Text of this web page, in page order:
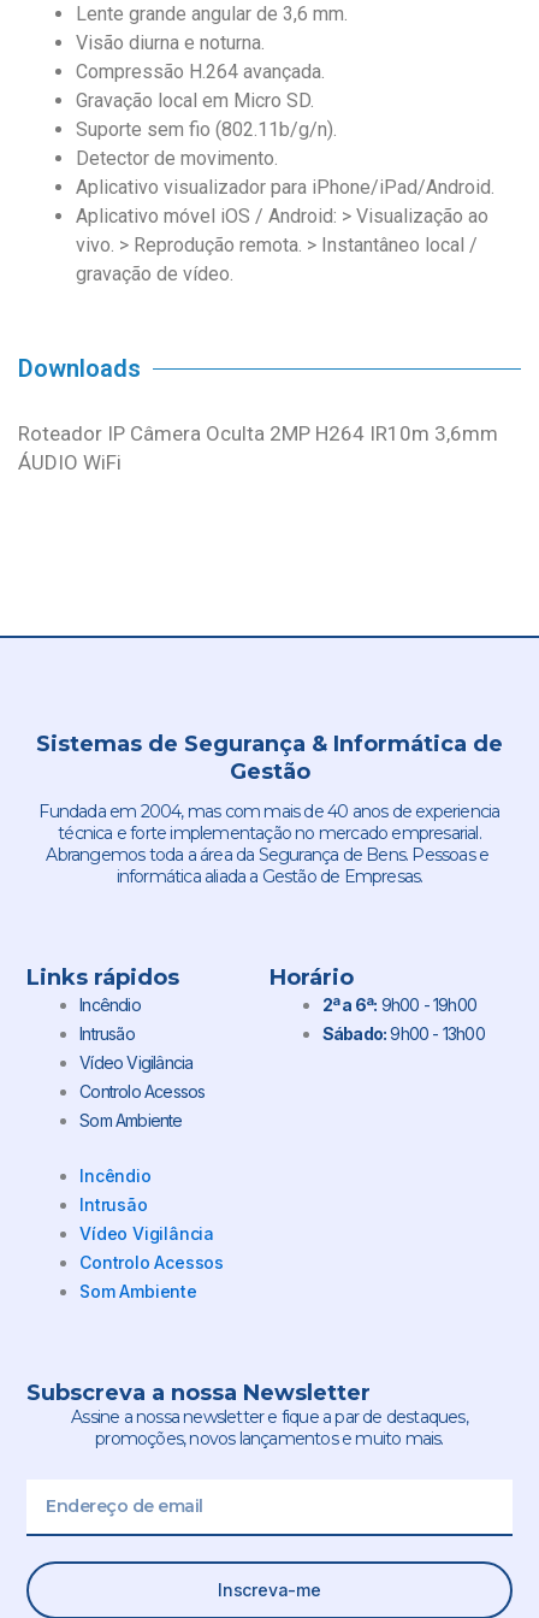
Lente grande angular de 3,6 mm.
Visão diurna e noturna.
Compressão H.264 avançada.
Gravação local em Micro SD.
Suporte sem fio (802.11b/g/n).
Detector de movimento.
Aplicativo visualizador para iPhone/iPad/Android.
Aplicativo móvel iOS / Android: > Visualização ao
vivo. > Reprodução remota. > Instantâneo local /
gravação de vídeo.
Downloads
Roteador IP Câmera Oculta 2MP H264 IR10m 3,6mm
ÁUDIO WiFi
Sistemas de Segurança & Informática de
Gestão
Fundada em 2004, mas com mais de 40 anos de experiencia
técnica e forte implementação no mercado empresarial.
Abrangemos toda a área da Segurança de Bens. Pessoas e
informática aliada a Gestão de Empresas.
Links rápidos
Incêndio
Intrusão
Vídeo Vigilância
Controlo Acessos
Som Ambiente
Incêndio
Intrusão
Vídeo Vigilância
Controlo Acessos
Som Ambiente
Horário
2ª a 6ª: 9h00 - 19h00
Sábado:9h00 - 13h00
Subscreva a nossa Newsletter
Assine a nossa newsletter e fique a par de destaques,
promoções, novos lançamentos e muito mais.
Inscreva-me